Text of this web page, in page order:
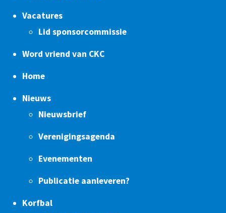
Vacatures
Lid sponsorcommissie
Word vriend van CKC
Home
Nieuws
Nieuwsbrief
Verenigingsagenda
Evenementen
Publicatie aanleveren?
Korfbal